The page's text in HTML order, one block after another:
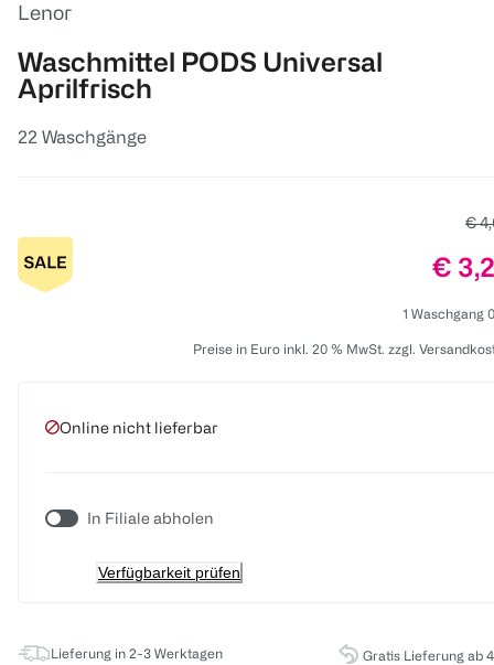
Lenor
Waschmittel PODS Universal
Aprilfrisch
22 Waschgänge
€
€
1 Waschgang
Preise in Euro inkl. 20 % MwSt. zzgl.
Online nicht lieferbar
In Filiale abholen
Verfügbarkeit prüfen
Lieferung in 2-3 Werktagen Gratis Lieferung ab